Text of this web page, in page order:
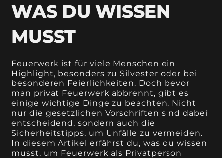
WAS DU WISSEN
MUSST
Feuerwerk ist für viele Menschen ein
Highlight, besonders zu Silvester oder bei
besonderen Feierlichkeiten. Doch bevor
man privat Feuerwerk abbrennt, gibt es
einige wichtige Dinge zu beachten. Nicht
nur die gesetzlichen Vorschriften sind dabei
entscheidend, sondern auch die
Sicherheitstipps, um Unfälle zu vermeiden.
In diesem Artikel erfährst du, was du wissen
musst, um Feuerwerk als Privatperson